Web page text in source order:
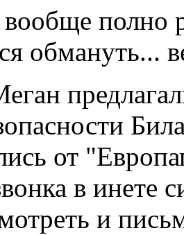
полно
обмануть...
от
в инете
и